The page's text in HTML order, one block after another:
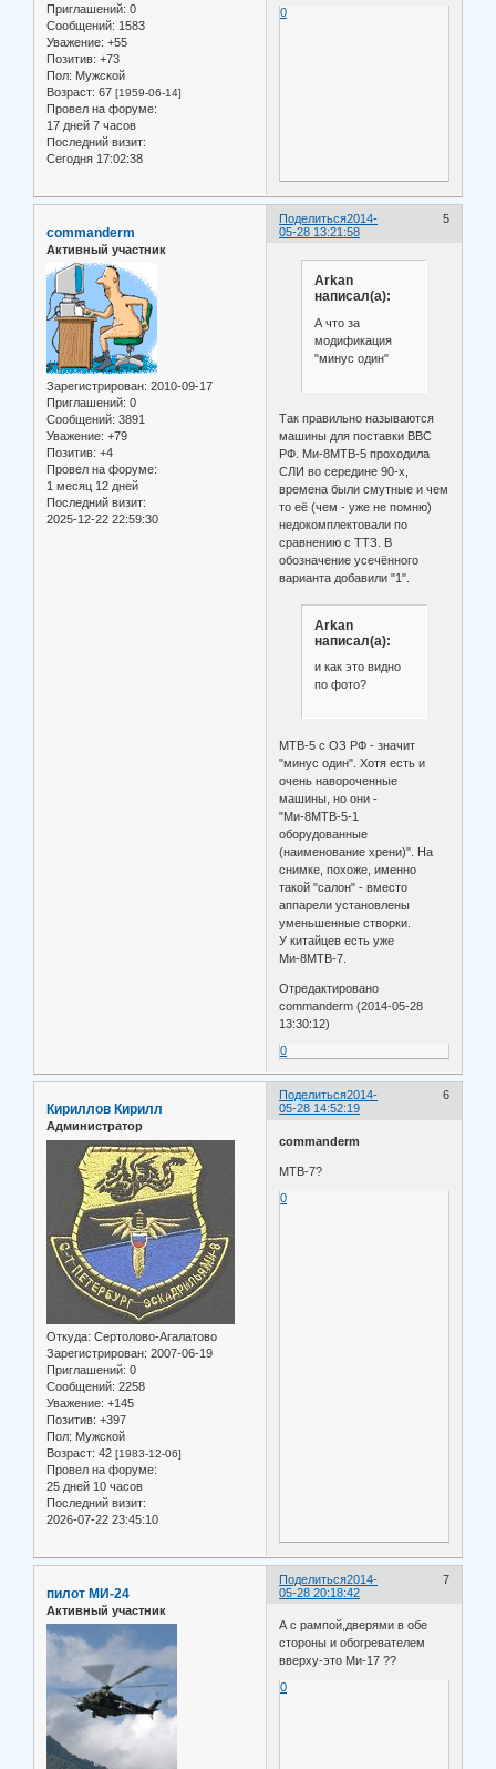
Приглашений: 0
Сообщений: 1583
Уважение: +55
Позитив: +73
Пол: Мужской
Возраст: 67 [1959-06-14]
Провел на форуме:
17 дней 7 часов
Последний визит:
Сегодня 17:02:38
0
Поделиться 5
2014-
05-28 13:21:58
commanderm
Активный участник
Зарегистрирован: 2010-09-17
Приглашений: 0
Сообщений: 3891
Уважение: +79
Позитив: +4
Провел на форуме:
1 месяц 12 дней
Последний визит:
2025-12-22 22:59:30
Arkan
написал(а):
А что за
модификация
"минус один"
Так правильно называются
машины для поставки ВВС
РФ. Ми-8МТВ-5 проходила
СЛИ во середине 90-х,
времена были смутные и чем
то её (чем - уже не помню)
недокомплектовали по
сравнению с ТТЗ. В
обозначение усечённого
варианта добавили "1".
Arkan
написал(а):
и как это видно
по фото?
МТВ-5 с ОЗ РФ - значит
"минус один". Хотя есть и
очень навороченные
машины, но они -
"Ми-8МТВ-5-1
оборудованные
(наименование хрени)". На
снимке, похоже, именно
такой "салон" - вместо
аппарели установлены
уменьшенные створки.
У китайцев есть уже
Ми-8МТВ-7.
Отредактировано
commanderm (2014-05-28
13:30:12)
0
Поделиться 6
2014-
05-28 14:52:19
Кириллов Кирилл
Администратор
Откуда: Сертолово-Агалатово
Зарегистрирован: 2007-06-19
Приглашений: 0
Сообщений: 2258
Уважение: +145
Позитив: +397
Пол: Мужской
Возраст: 42 [1983-12-06]
Провел на форуме:
25 дней 10 часов
Последний визит:
2026-07-22 23:45:10
commanderm
МТВ-7?
0
Поделиться 7
2014-
05-28 20:18:42
пилот МИ-24
Активный участник
А с рампой,дверями в обе
стороны и обогревателем
вверху-это Ми-17 ??
0